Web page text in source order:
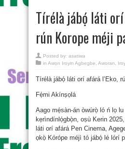
Tírélà jábọ́ láti orí
rún Korope méji
Posted by: asatiwa
in Awọn Iroyin Agbegbe, Aworan,
Tírélà jábọ́ láti orí afárá l’Eko,
Fẹ́mi Akínṣọlá
Aago mẹ́sàn-án òwúrọ̀ ló ń lọ
kẹrìndínlọ́gbọ̀n, oṣù Kerin
láti orí afárá Pen Cinema,
ọkọ̀ Kórópe méjì tó jábọ́ lé lórí